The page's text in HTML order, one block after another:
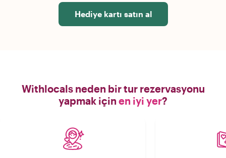
Hediye kartı satın al
Withlocals neden bir tur rezervasyonu
yapmak için en iyi yer?